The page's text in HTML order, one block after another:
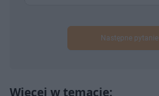
Następne pytanie